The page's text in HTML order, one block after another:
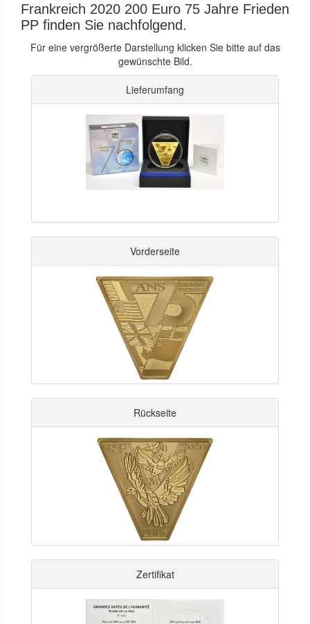
Frankreich 2020 200 Euro 75 Jahre Frieden
PP finden Sie nachfolgend.
Für eine vergrößerte Darstellung klicken Sie bitte auf das
gewünschte Bild.
Lieferumfang
Vorderseite
Rückseite
Zertifikat